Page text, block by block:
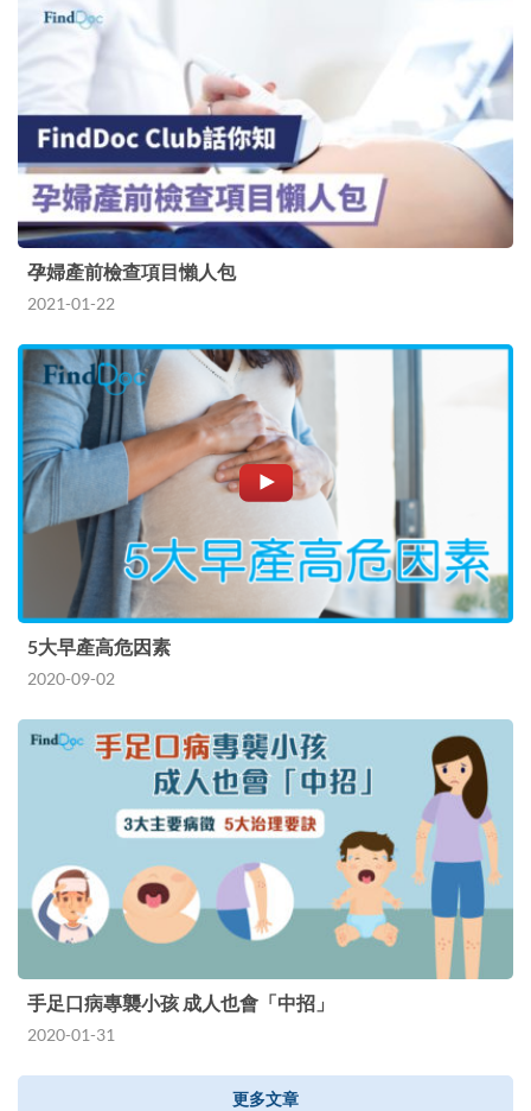
孕婦產前檢查項目懶人包
2021-01-22
5大早產高危因素
2020-09-02
手足口病專襲小孩 成人也會「中招」
2020-01-31
更多文章